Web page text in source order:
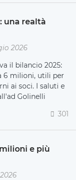
una realtà
2026
il bilancio 2025:
6 milioni, utili per
ai soci. I saluti e
Golinelli
301
e più